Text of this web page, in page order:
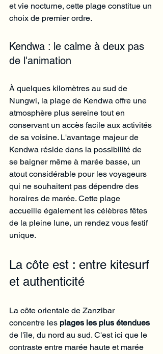
et vie nocturne, cette plage constitue un
choix de premier ordre.
Kendwa : le calme à deux pas
de l'animation
À quelques kilomètres au sud de
Nungwi, la plage de Kendwa offre une
atmosphère plus sereine tout en
conservant un accès facile aux activités
de sa voisine. L'avantage majeur de
Kendwa réside dans la possibilité de
se baigner même à marée basse, un
atout considérable pour les voyageurs
qui ne souhaitent pas dépendre des
horaires de marée. Cette plage
accueille également les célèbres fêtes
de la pleine lune, un rendez vous festif
unique.
La côte est : entre kitesurf
et authenticité
La côte orientale de Zanzibar
concentre les plages les plus étendues
de l'île, du nord au sud. C'est ici que le
contraste entre marée haute et marée